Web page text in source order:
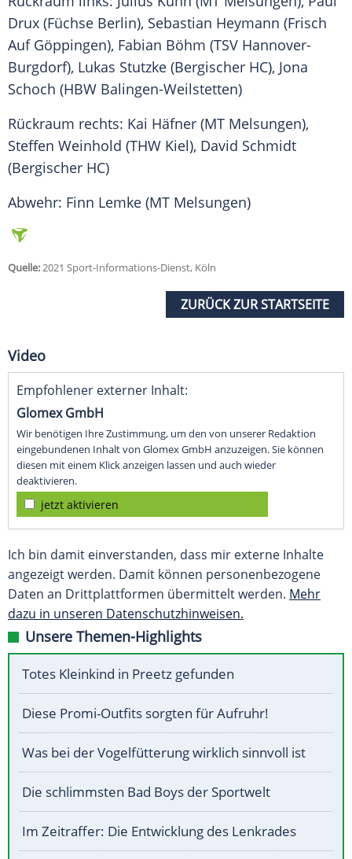
Drux (Füchse Berlin), Sebastian Heymann (Frisch
Auf Göppingen), Fabian Böhm (TSV Hannover-
Burgdorf), Lukas Stutzke (Bergischer HC), Jona
Schoch (HBW Balingen-Weilstetten)
Rückraum rechts: Kai Häfner (MT Melsungen),
Steffen Weinhold (THW Kiel), David Schmidt
(Bergischer HC)
Abwehr: Finn Lemke (MT Melsungen)
Quelle:2021 Sport-Informations-Dienst, Köln
ZURÜCK ZUR STARTSEITE
Video
Empfohlener externer Inhalt:
Glomex GmbH
Wir benötigen Ihre Zustimmung, um den von unserer Redaktion
eingebundenen Inhalt von Glomex GmbH anzuzeigen. Sie können
diesen mit einem Klick anzeigen lassen und auch wieder
deaktivieren.
jetzt aktivieren
Ich bin damit einverstanden, dass mir externe Inhalte
angezeigt werden. Damit können personenbezogene
Daten an Drittplattformen übermittelt werden. Mehr
dazu in unseren Datenschutzhinweisen.
Unsere Themen-Highlights
Totes Kleinkind in Preetz gefunden
Diese Promi-Outfits sorgten für Aufruhr!
Was bei der Vogelfütterung wirklich sinnvoll ist
Die schlimmsten Bad Boys der Sportwelt
Im Zeitraffer: Die Entwicklung des Lenkrades